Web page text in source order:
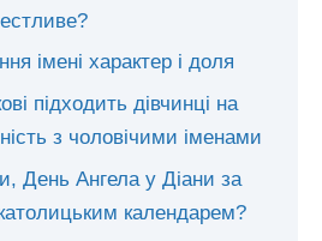
імені характер і доля
підходить дівчинці на
з чоловічими іменами
День Ангела у Діани за
календарем?